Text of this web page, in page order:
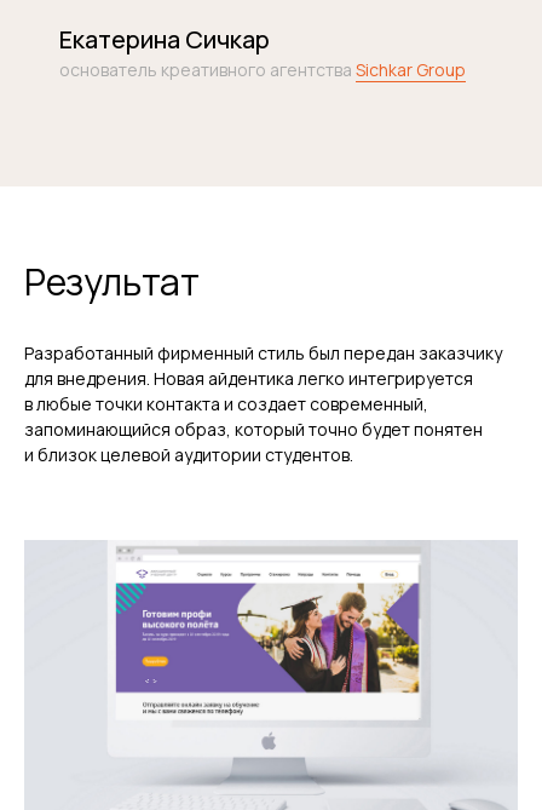
Екатерина Сичкар
основатель креативного агентства Sichkar Group
Результат
Разработанный фирменный стиль был передан заказчику
для внедрения. Новая айдентика легко интегрируется
в любые точки контакта и создает современный,
запоминающийся образ, который точно будет понятен
и близок целевой аудитории студентов.